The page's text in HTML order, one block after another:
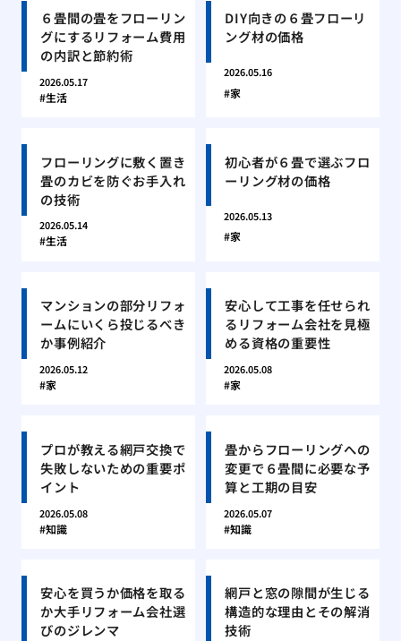
６畳間の畳をフローリン
グにするリフォーム費用
の内訳と節約術
2026.05.17
生活
DIY向きの６畳フローリ
ング材の価格
2026.05.16
家
フローリングに敷く置き
畳のカビを防ぐお手入れ
の技術
2026.05.14
生活
初心者が６畳で選ぶフロ
ーリング材の価格
2026.05.13
家
マンションの部分リフォ
ームにいくら投じるべき
か事例紹介
2026.05.12
家
安心して工事を任せられ
るリフォーム会社を見極
める資格の重要性
2026.05.08
家
プロが教える網戸交換で
失敗しないための重要ポ
イント
2026.05.08
知識
畳からフローリングへの
変更で６畳間に必要な予
算と工期の目安
2026.05.07
知識
安心を買うか価格を取る
か大手リフォーム会社選
びのジレンマ
網戸と窓の隙間が生じる
構造的な理由とその解消
技術